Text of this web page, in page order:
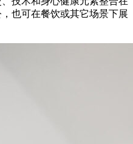
也可在餐饮或其它场景下展